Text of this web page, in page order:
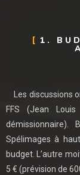
1.
Les discussions
FFS (Jean
démissionnaire).
Spélimages à
budget. L’autre
5 € (prévision de